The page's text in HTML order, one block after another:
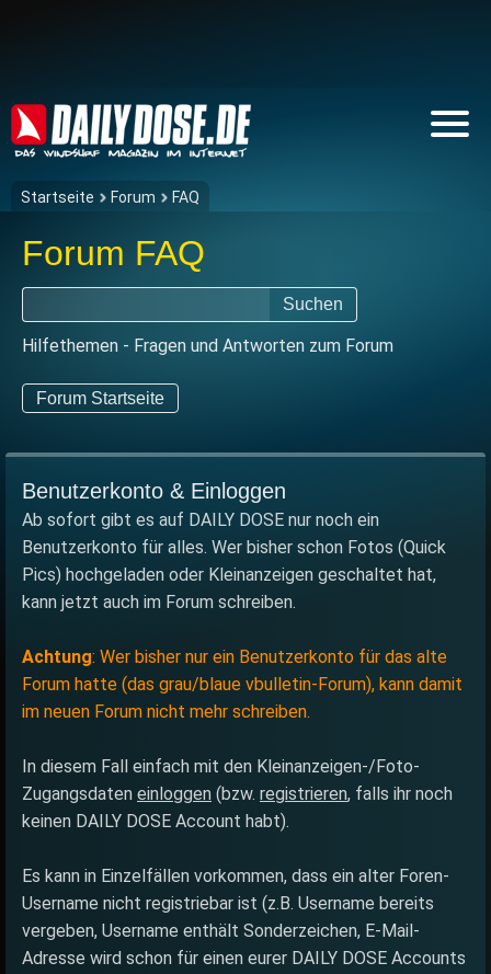
Startseite Forum FAQ
Forum FAQ
Suchen
Hilfethemen - Fragen und Antworten zum Forum
Forum Startseite
Benutzerkonto & Einloggen
Ab sofort gibt es auf DAILY DOSE nur noch ein
Benutzerkonto für alles. Wer bisher schon Fotos (Quick
Pics) hochgeladen oder Kleinanzeigen geschaltet hat,
kann jetzt auch im Forum schreiben.
Achtung: Wer bisher nur ein Benutzerkonto für das alte
Forum hatte (das grau/blaue vbulletin-Forum), kann damit
im neuen Forum nicht mehr schreiben.
In diesem Fall einfach mit den Kleinanzeigen-/Foto-
Zugangsdaten einloggen (bzw. registrieren, falls ihr noch
keinen DAILY DOSE Account habt).
Es kann in Einzelfällen vorkommen, dass ein alter Foren-
Username nicht registriebar ist (z.B. Username bereits
vergeben, Username enthält Sonderzeichen, E-Mail-
Adresse wird schon für einen eurer DAILY DOSE Accounts